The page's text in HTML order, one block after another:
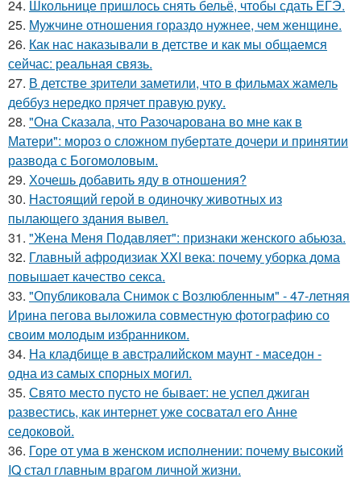
24. Школьнице пришлось снять бельё, чтобы сдать ЕГЭ.
25. Мужчине отношения гораздо нужнее, чем женщине.
26. Как нас наказывали в детстве и как мы общаемся
сейчас: реальная связь.
27. В детстве зрители заметили, что в фильмах жамель
деббуз нередко прячет правую руку.
28. "Она Сказала, что Разочарована во мне как в
Матери": мороз о сложном пубертате дочери и принятии
развода с Богомоловым.
29. Хочешь добавить яду в отношения?
30. Настоящий герой в одиночку животных из
пылающего здания вывел.
31. "Жена Меня Подавляет": признаки женского абьюза.
32. Главный афродизиак XXI века: почему уборка дома
повышает качество секса.
33. "Опубликовала Снимок с Возлюбленным" - 47-летняя
Ирина пегова выложила совместную фотографию со
своим молодым избранником.
34. На кладбище в австpалийском маунт - маседон -
одна из самых спopных могил.
35. Свято место пусто не бывает: не успел джиган
развестись, как интернет уже сосватал его Анне
седоковой.
36. Горе от ума в женском исполнении: почему высокий
IQ стал главным врагом личной жизни.